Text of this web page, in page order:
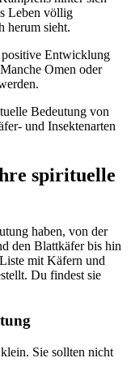
Leben völlig
herum sieht.
positive Entwicklung
Omen oder
Bedeutung von
und Insektenarten
spirituelle
haben, von der
den Blattkäfer bis hin
mit Käfern und
Du findest sie
Sie sollten nicht